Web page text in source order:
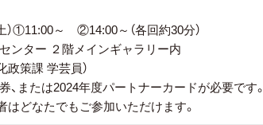
①11:00～ ②14:00～（各回約30分）
ンター ２階メインギャラリー内
策課 学芸員）
または2024年度パートナーカードが必要です。
どなたでもご参加いただけます。